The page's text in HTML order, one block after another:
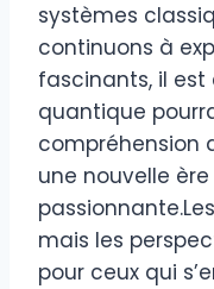
systèmes
continuons à
fascinants, il est
quantique
compréhension
une nouvelle
mais les
pour ceux qui